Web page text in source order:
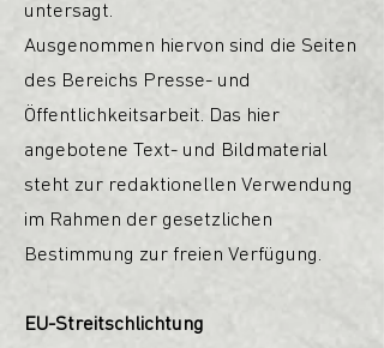
untersagt.
Ausgenommen hiervon sind die Seiten
des Bereichs Presse- und
Öffentlichkeitsarbeit. Das hier
angebotene Text- und Bildmaterial
steht zur redaktionellen Verwendung
im Rahmen der gesetzlichen
Bestimmung zur freien Verfügung.
EU-Streitschlichtung